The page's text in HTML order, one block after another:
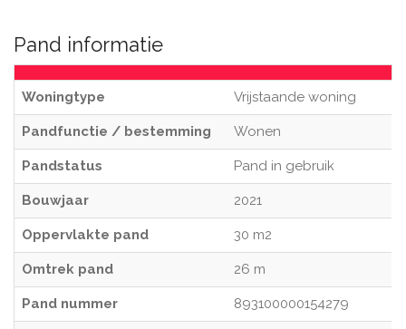
Pand informatie
Woningtype Vrijstaande woning
Pandfunctie / bestemming Wonen
Pandstatus Pand in gebruik
Bouwjaar 2021
Oppervlakte pand 30 m2
Omtrek pand 26 m
Pand nummer 893100000154279